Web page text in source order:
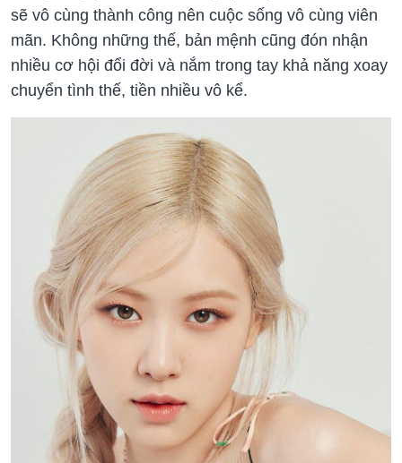
sẽ vô cùng thành công nên cuộc sống vô cùng viên
mãn. Không những thế, bản mệnh cũng đón nhận
nhiều cơ hội đổi đời và nắm trong tay khả năng xoay
chuyển tình thế, tiền nhiều vô kể.